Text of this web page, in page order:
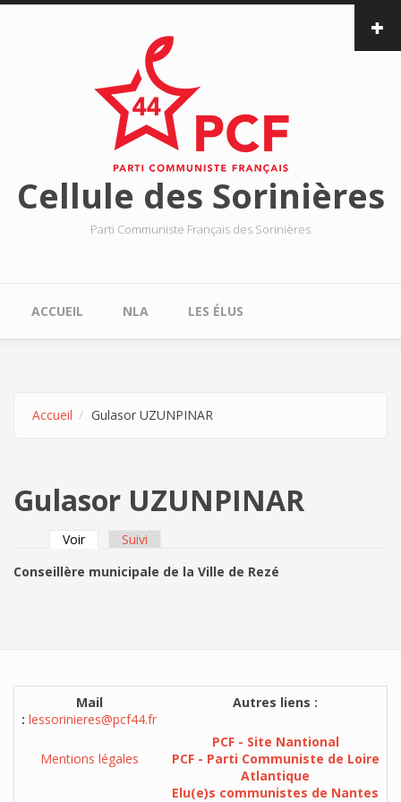
Aller au contenu principal
Cellule des Sorinières
Parti Communiste Français des Sorinières
Menu principal
ACCUEIL NLA LES ÉLUS
Accueil Gulasor UZUNPINAR
Gulasor UZUNPINAR
Onglets principaux
Voir(onglet actif)
Suivi
Conseillère municipale de la Ville de Rezé
Mail
: lessorinieres@pcf44.fr
Mentions légales
Autres liens :
PCF - Site Nantional
PCF - Parti Communiste de Loire
Atlantique
Elu(e)s communistes de Nantes